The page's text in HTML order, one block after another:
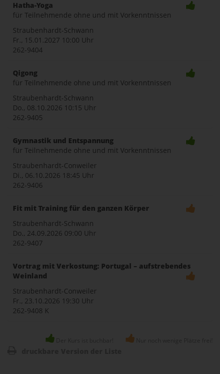
Hatha-Yoga
für Teilnehmende ohne und mit Vorkenntnissen
Straubenhardt-Schwann
Fr., 15.01.2027 10:00 Uhr
262-9404
Qigong
für Teilnehmende ohne und mit Vorkenntnissen
Straubenhardt-Schwann
Do., 08.10.2026 10:15 Uhr
262-9405
Gymnastik und Entspannung
für Teilnehmende ohne und mit Vorkenntnissen
Straubenhardt-Conweiler
Di., 06.10.2026 18:45 Uhr
262-9406
Fit mit Training für den ganzen Körper
Straubenhardt-Schwann
Do., 24.09.2026 09:00 Uhr
262-9407
Vortrag mit Verkostung: Portugal – aufstrebendes
Weinland
Straubenhardt-Conweiler
Fr., 23.10.2026 19:30 Uhr
262-9408 K